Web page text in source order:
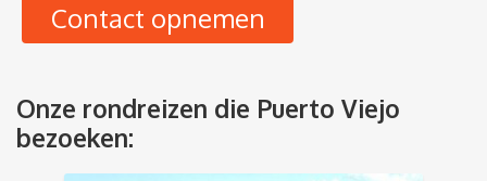
Contact opnemen
Onze rondreizen die Puerto Viejo
bezoeken: